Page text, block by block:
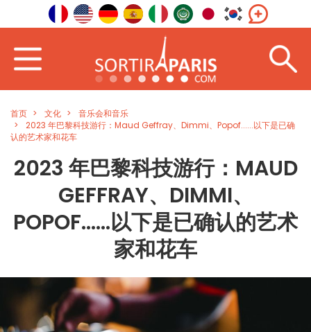
首页 文化
音乐会和音乐
2023 年巴黎科技游行：Maud Geffray、Dimmi、Popof......以下是已确
认的艺术家和花车
2023 年巴黎科技游行：MAUD
GEFFRAY、DIMMI、
POPOF......以下是已确认的艺术
家和花车